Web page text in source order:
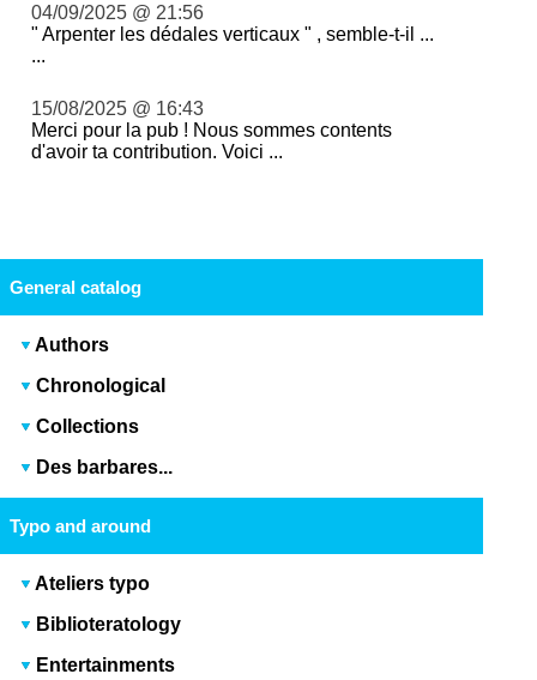
04/09/2025 @ 21:56
" Arpenter les dédales verticaux " , semble-t-il ...
...
15/08/2025 @ 16:43
Merci pour la pub ! Nous sommes contents
d'avoir ta contribution. Voici ...
General catalog
Authors
Chronological
Collections
Des barbares...
Typo and around
Ateliers typo
Biblioteratology
Entertainments